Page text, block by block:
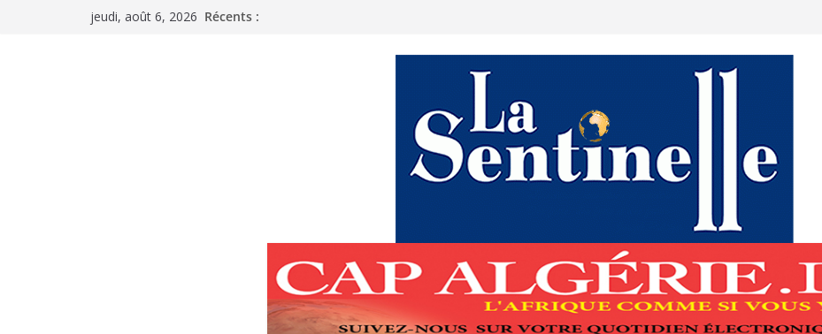
jeudi, août 6, 2026 Récents :